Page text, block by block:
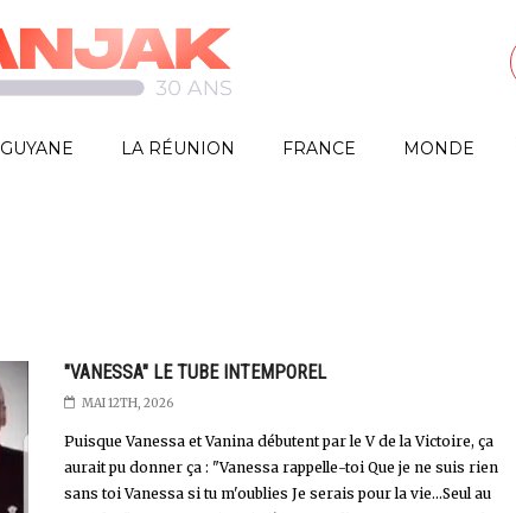
GUYANE LA RÉUNION FRANCE MONDE
"VANESSA" LE TUBE INTEMPOREL
MAI 12TH, 2026
Puisque Vanessa et Vanina débutent par le V de la Victoire, ça
aurait pu donner ça : "Vanessa rappelle-toi Que je ne suis rien
sans toi Vanessa si tu m'oublies Je serais pour la vie...Seul au